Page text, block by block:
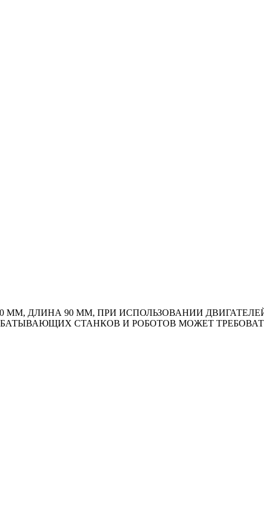
ММ, ДЛИНА 90 ММ, ПРИ ИСПОЛЬЗОВАНИИ
СТАНКОВ И РОБОТОВ МОЖЕТ